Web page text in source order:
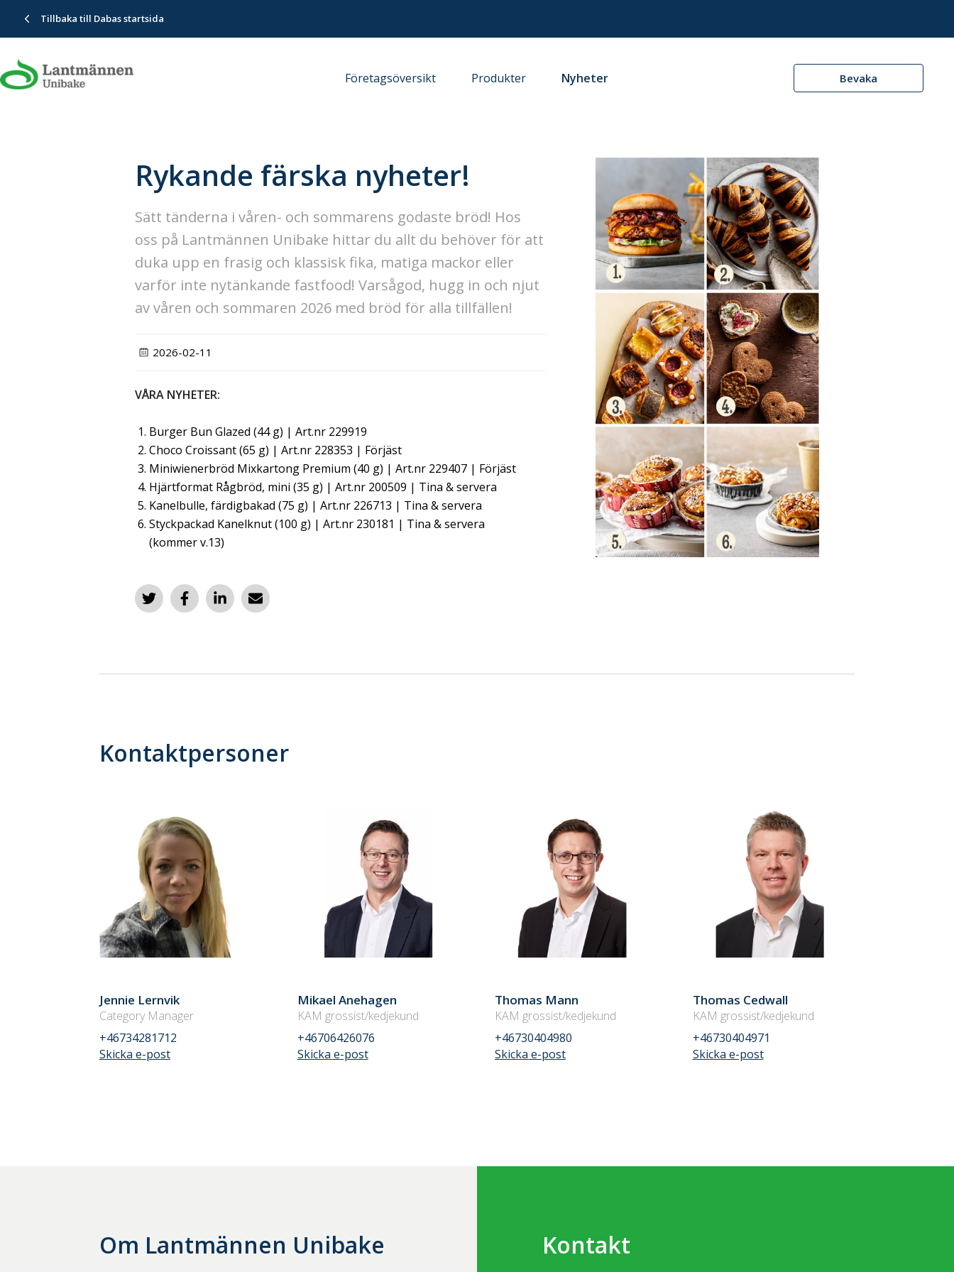
Tillbaka till Dabas startsida
Företagsöversikt Produkter Nyheter Bevaka
Rykande färska nyheter!
Sätt tänderna i våren- och sommarens godaste bröd! Hos
oss på Lantmännen Unibake hittar du allt du behöver för att
duka upp en frasig och klassisk fika, matiga mackor eller
varför inte nytänkande fastfood! Varsågod, hugg in och njut
av våren och sommaren 2026 med bröd för alla tillfällen!
2026-02-11
VÅRA NYHETER:
Burger Bun Glazed (44 g) | Art.nr 229919
Choco Croissant (65 g) | Art.nr 228353 | Förjäst
Miniwienerbröd Mixkartong Premium (40 g) | Art.nr 229407 | Förjäst
Hjärtformat Rågbröd, mini (35 g) | Art.nr 200509 | Tina & servera
Kanelbulle, färdigbakad (75 g) | Art.nr 226713 | Tina & servera
Styckpackad Kanelknut (100 g) | Art.nr 230181 | Tina & servera
(kommer v.13)
Kontaktpersoner
Jennie Lernvik
Category Manager
+46734281712
Skicka e-post
Mikael Anehagen
KAM grossist/kedjekund
+46706426076
Skicka e-post
Thomas Mann
KAM grossist/kedjekund
+46730404980
Skicka e-post
Thomas Cedwall
KAM grossist/kedjekund
+46730404971
Skicka e-post
Om Lantmännen Unibake Kontakt